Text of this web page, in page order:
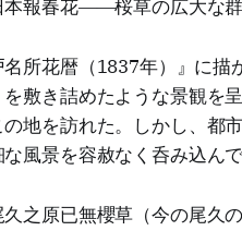
本報春花――桜草の広大な群
名所花暦（1837年）』に
を敷き詰めたような景観を
地を訪れた。しかし、都
風景を容赦なく呑み込んで
久之原已無櫻草（今の尾久